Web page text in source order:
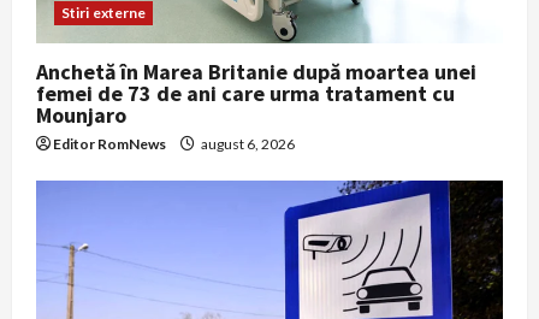
Stiri externe
Anchetă în Marea Britanie după moartea unei
femei de 73 de ani care urma tratament cu
Mounjaro
Editor RomNews august 6, 2026